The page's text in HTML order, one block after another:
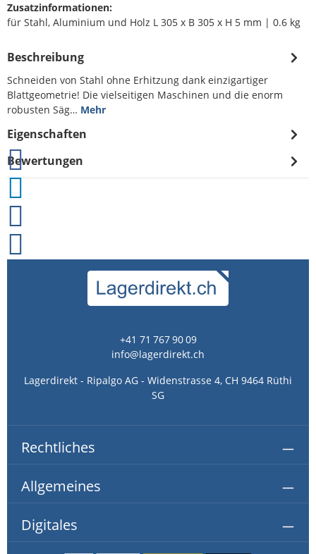
Zusatzinformationen:
für Stahl, Aluminium und Holz L 305 x B 305 x H 5 mm | 0.6 kg
Beschreibung
Schneiden von Stahl ohne Erhitzung dank einzigartiger
Blattgeometrie! Die vielseitigen Maschinen und die enorm
robusten Säg… Mehr
Eigenschaften
Bewertungen
+41 71 767 90 09
info@lagerdirekt.ch
Lagerdirekt - Ripalgo AG - Widenstrasse 4, CH 9464 Rüthi
SG
Rechtliches
Allgemeines
Digitales